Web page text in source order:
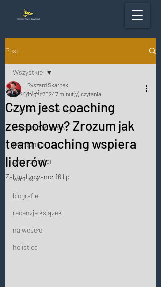
Post
Wszystkie
coaching biznesowy
coaching osobisty
mentoring
przypowieści
wartości
biografie
recenzje książek
na wesoło
holistica
Wszystkie
Czym jest coaching
zespołowy? Zrozum jak
team coaching wspiera
liderów
Ryszard Skarbek
14 gru 20247 minut(y) czytania
Zaktualizowano: 16 lip